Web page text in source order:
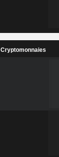
Cryptomonnaies